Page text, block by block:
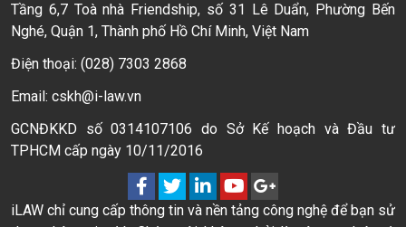
Tầng 6,7 Toà nhà Friendship, số 31 Lê Duẩn, Phường Bến
Nghé, Quận 1, Thành phố Hồ Chí Minh, Việt Nam
Điện thoại: (028) 7303 2868
Email: cskh@i-law.vn
GCNĐKKD số 0314107106 do Sở Kế hoạch và Đầu tư
TPHCM cấp ngày 10/11/2016
iLAW chỉ cung cấp thông tin và nền tảng công nghệ để bạn sử